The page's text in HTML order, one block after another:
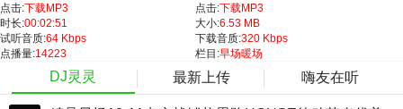
点击:下载MP3 点击:下载MP3
时长:00:02:51 大小:6.53 MB
试听音质:64 Kbps 下载音质:320 Kbps
点播量:14223 栏目:早场暖场
DJ灵灵 最新上传 嗨友在听